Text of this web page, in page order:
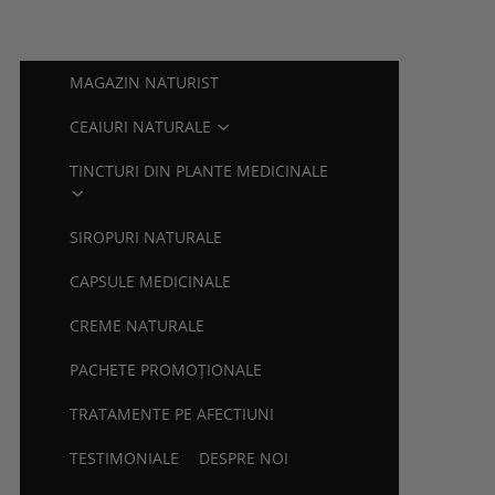
MAGAZIN NATURIST
CEAIURI NATURALE
TINCTURI DIN PLANTE MEDICINALE
SIROPURI NATURALE
CAPSULE MEDICINALE
CREME NATURALE
PACHETE PROMOŢIONALE
TRATAMENTE PE AFECTIUNI
TESTIMONIALE DESPRE NOI